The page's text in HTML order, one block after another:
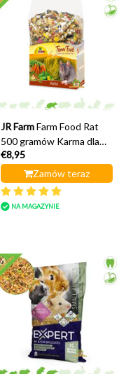
JR Farm Farm Food Rat
500 gramów Karma dla
szczurów
€8,95
Zamów teraz
NA MAGAZYNIE